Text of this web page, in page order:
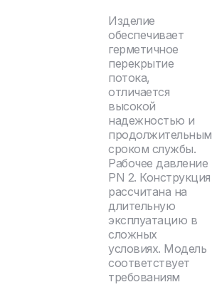
Изделие
обеспечивает
герметичное
перекрытие
потока,
отличается
высокой
надежностью и
продолжительным
сроком службы.
Рабочее давление
PN 2. Конструкция
рассчитана на
длительную
эксплуатацию в
сложных
условиях. Модель
соответствует
требованиям